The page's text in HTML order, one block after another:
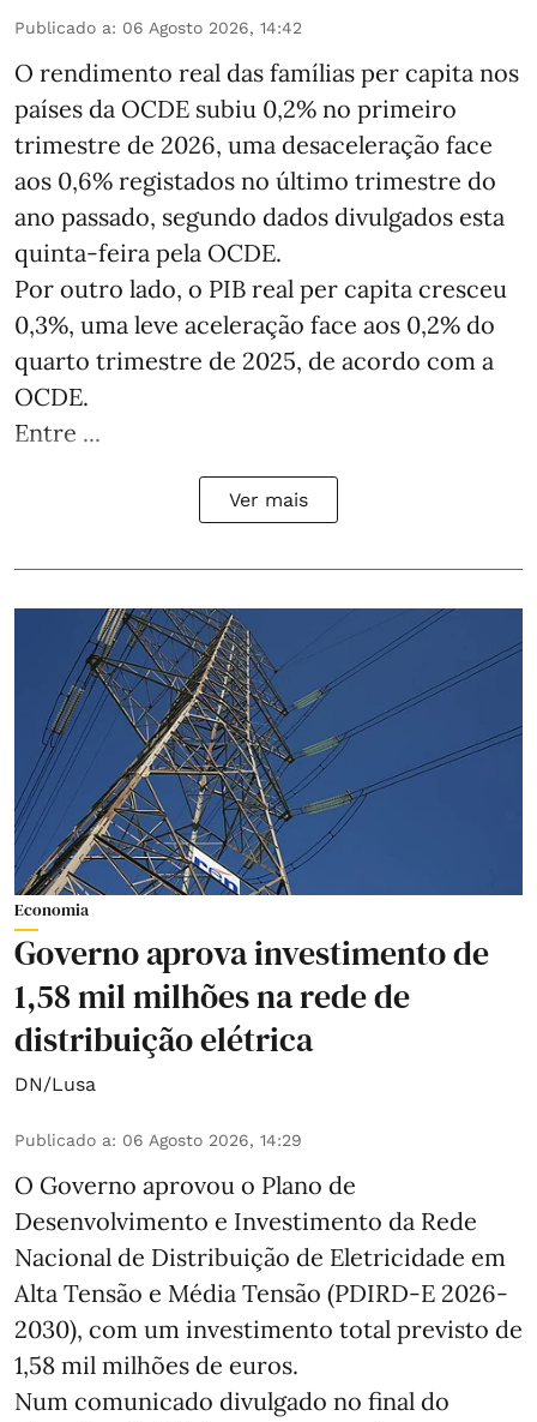
Publicado a: 06 Agosto 2026, 14:42
O rendimento real das famílias per capita nos
países da OCDE subiu 0,2% no primeiro
trimestre de 2026, uma desaceleração face
aos 0,6% registados no último trimestre do
ano passado, segundo dados divulgados esta
quinta-feira pela OCDE.
Por outro lado, o PIB real per capita cresceu
0,3%, uma leve aceleração face aos 0,2% do
quarto trimestre de 2025, de acordo com a
OCDE.
Entre ...
Ver mais
Economia
Governo aprova investimento de
1,58 mil milhões na rede de
distribuição elétrica
DN/Lusa
Publicado a: 06 Agosto 2026, 14:29
O Governo aprovou o Plano de
Desenvolvimento e Investimento da Rede
Nacional de Distribuição de Eletricidade em
Alta Tensão e Média Tensão (PDIRD-E 2026-
2030), com um investimento total previsto de
1,58 mil milhões de euros.
Num comunicado divulgado no final do